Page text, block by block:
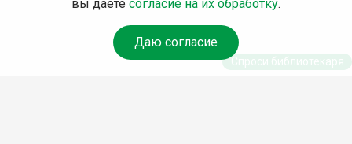
вы даете согласие на их обработку.
Даю согласие
Спроси библиотекаря